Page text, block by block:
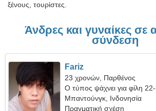
ξένους, τουρίστες.
Άνδρες και γυναίκες σε
σύνδεση
Fariz
23 χρονών, Παρθένος
Ο τύπος ψάχνει για φίλη
Μπαντούνγκ, Ινδονησία
Πραγματική σχέση